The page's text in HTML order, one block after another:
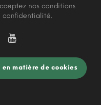
nos conditions
confidentialité.
matière de cookies